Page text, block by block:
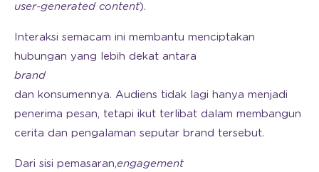
user-generated content).
Interaksi semacam ini membantu menciptakan
hubungan yang lebih dekat antara
brand
dan konsumennya. Audiens tidak lagi hanya menjadi
penerima pesan, tetapi ikut terlibat dalam membangun
cerita dan pengalaman seputar brand tersebut.
Dari sisi pemasaran,engagement